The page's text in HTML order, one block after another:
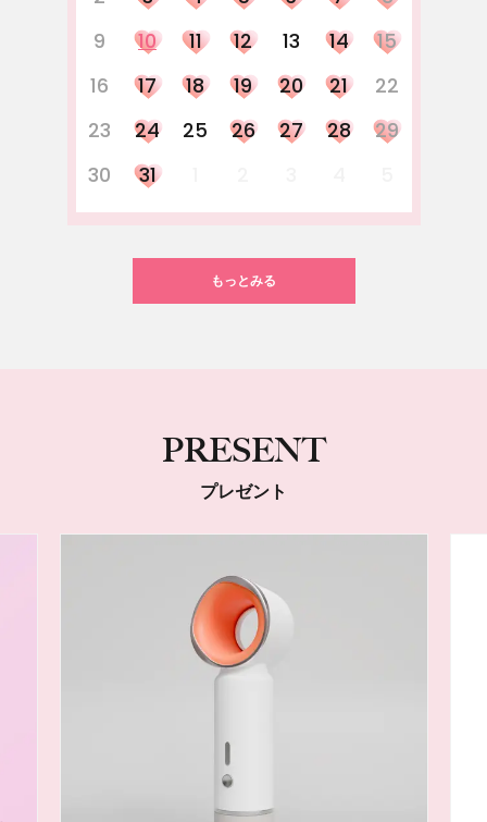
9
10 11 12 13 14
15
16
17 18 19 20 21
22
23
24 25 26 27 28
29
30
31
もっとみる
PRESENT
プレゼント